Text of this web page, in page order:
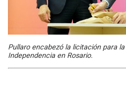
Pullaro encabezó la licitación para
Independencia en Rosario.